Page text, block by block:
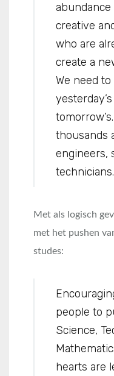
creative
who are
create a
We need
thousands
engineers,
technicians.
Met als logisch
met het pushen
studes:
people to
Science,
hearts are